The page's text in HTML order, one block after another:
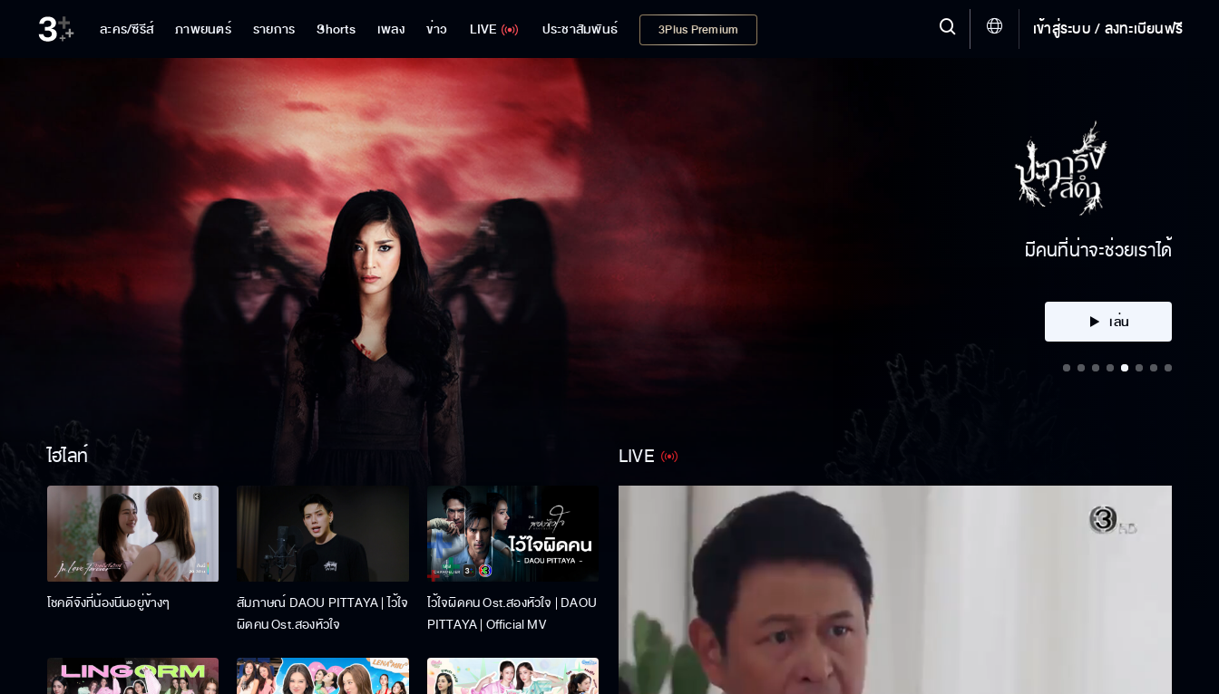
ละคร/ซีรีส์ ภาพยนตร์ รายการ Shorts เพลง ข่าว LIVE ประชาสัมพันธ์ 3Plus Premium เข้าสู่ระบบ / ลงทะเบียนฟรี
คลิก
ไฮไลท์
โชคดีจังที่น้องนีนอยู่ข้างๆ
สัมภาษณ์ DAOU PITTAYA | ไว้ใจ
ผิดคน Ost.สองหัวใจ
ไว้ใจผิดคน Ost.สองหัวใจ | DAOU
PITTAYA | Official MV
LIVE